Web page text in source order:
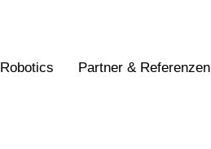
Robotics Partner & Referenzen